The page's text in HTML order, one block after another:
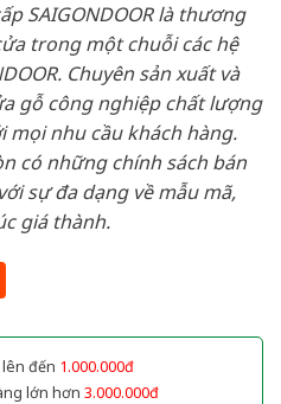
SAIGONDOOR là thương
trong một chuỗi các hệ
Chuyên sản xuất và
gỗ công nghiệp chất lượng
mọi nhu cầu khách hàng.
có những chính sách bán
sự đa dạng về mẫu mã,
giá thành.
đến 1.000.000đ
lớn hơn 3.000.000đ